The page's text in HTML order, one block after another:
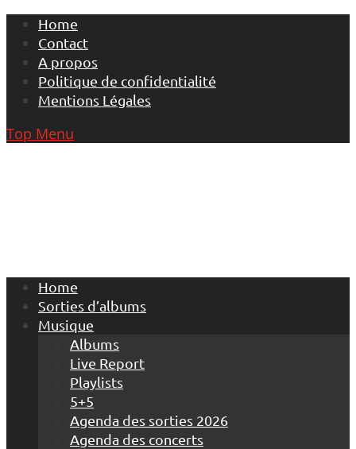
Skip
content
Home
Contact
A propos
Politique de confidentialité
Mentions Légales
Top Menu
Home
Sorties d’albums
Musique
Albums
Live Report
Playlists
5+5
Agenda des sorties 2026
Agenda des concerts